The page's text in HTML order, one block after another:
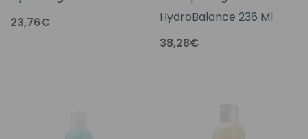
23,76€
HydroBalance 236 Ml
38,28€